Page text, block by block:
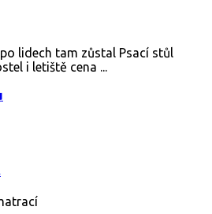
lidech tam zůstal Psací stůl
i letiště cena ...